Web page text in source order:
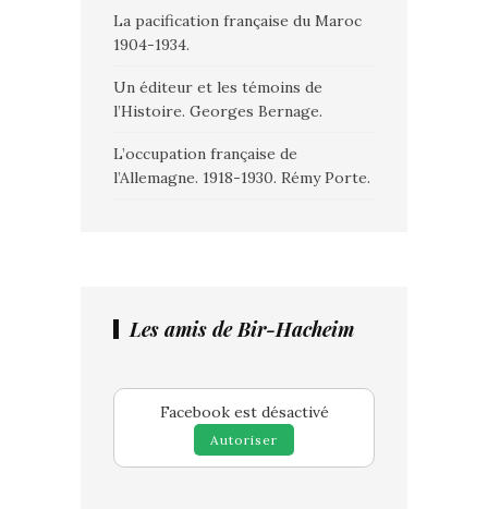
La pacification française du Maroc
1904-1934.
Un éditeur et les témoins de
l’Histoire. Georges Bernage.
L’occupation française de
l’Allemagne. 1918-1930. Rémy Porte.
Les amis de Bir-Hacheim
Facebook est désactivé
Autoriser